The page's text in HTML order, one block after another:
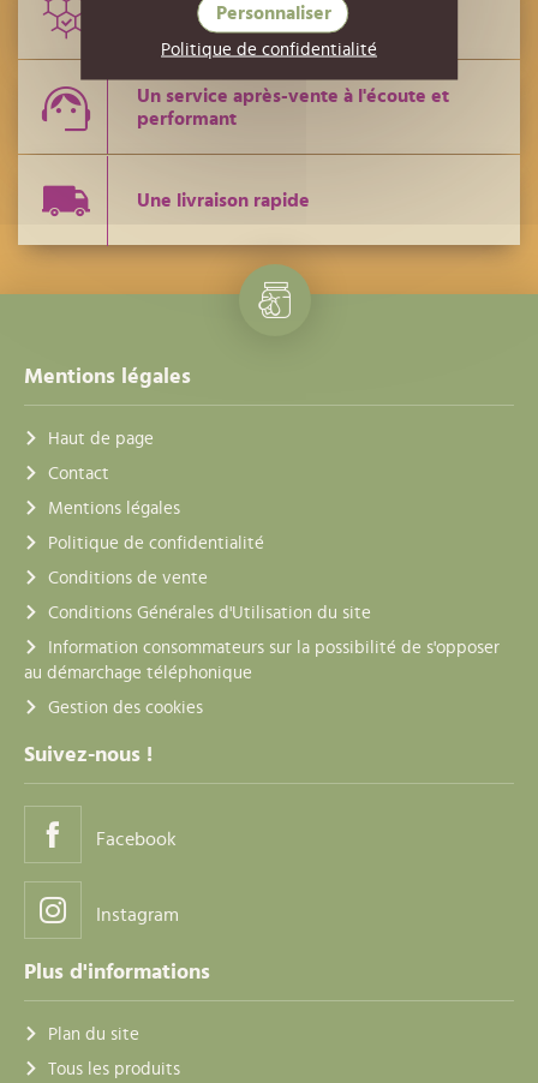
Des conseils de techniciens
Un service après-vente à l'écoute et
performant
Une livraison rapide
Mentions légales
Haut de page
Contact
Mentions légales
Politique de confidentialité
Conditions de vente
Conditions Générales d'Utilisation du site
Information consommateurs sur la possibilité de s'opposer
au démarchage téléphonique
Gestion des cookies
Suivez-nous !
Facebook
Instagram
Plus d'informations
Plan du site
Tous les produits
Personnaliser
Politique de confidentialité